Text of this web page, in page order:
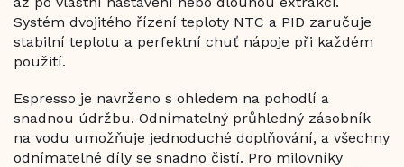
Systém dvojitého řízení teploty NTC a PID zaručuje
stabilní teplotu a perfektní chuť nápoje při každém
použití.
Espresso je navrženo s ohledem na pohodlí a
snadnou údržbu. Odnímatelný průhledný zásobník
na vodu umožňuje jednoduché doplňování, a všechny
odnímatelné díly se snadno čistí. Pro milovníky